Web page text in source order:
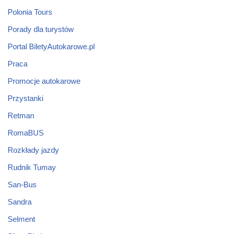
Polonia Tours
Porady dla turystów
Portal BiletyAutokarowe.pl
Praca
Promocje autokarowe
Przystanki
Retman
RomaBUS
Rozkłady jazdy
Rudnik Tumay
San-Bus
Sandra
Selment